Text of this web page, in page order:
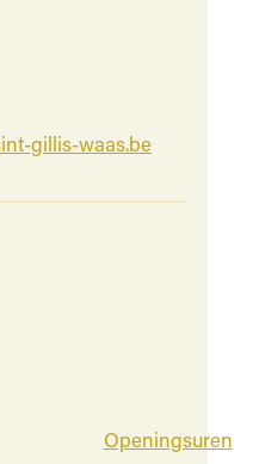
gillis-waas.be
Openingsuren